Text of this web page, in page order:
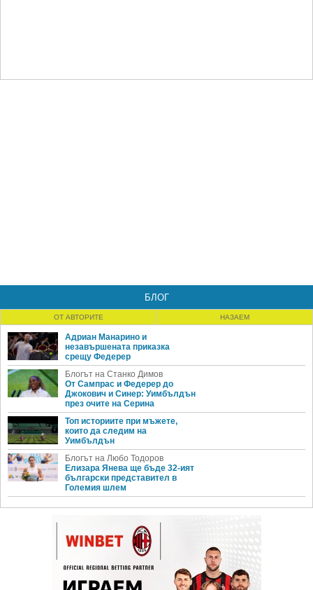
БЛОГ
ОТ АВТОРИТЕ НАЗАЕМ
Адриан Манарино и
незавършената приказка
срещу Федерер
Блогът на Станко Димов
От Сампрас и Федерер до
Джокович и Синер: Уимбълдън
през очите на Серина
Топ историите при мъжете,
които да следим на
Уимбълдън
Блогът на Любо Тодоров
Елизара Янева ще бъде 32-ият
български представител в
Големия шлем